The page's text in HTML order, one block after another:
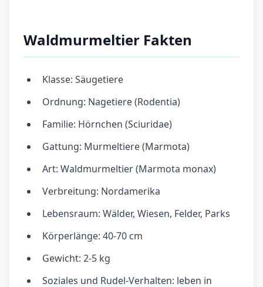
Waldmurmeltier Fakten
Klasse: Säugetiere
Ordnung: Nagetiere (Rodentia)
Familie: Hörnchen (Sciuridae)
Gattung: Murmeltiere (Marmota)
Art: Waldmurmeltier (Marmota monax)
Verbreitung: Nordamerika
Lebensraum: Wälder, Wiesen, Felder, Parks
Körperlänge: 40-70 cm
Gewicht: 2-5 kg
Soziales und Rudel-Verhalten: leben in